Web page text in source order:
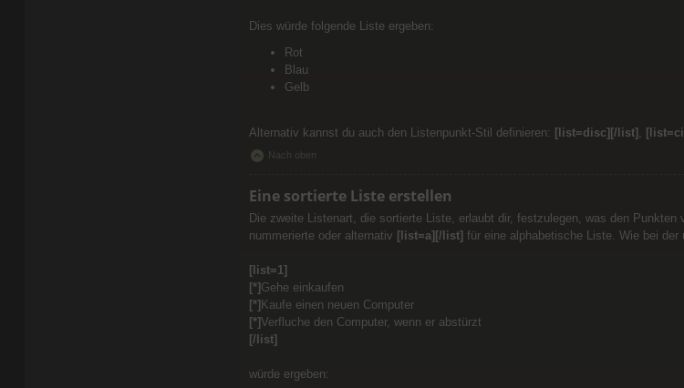
Dies würde folgende Liste ergeben:
Rot
Blau
Gelb
Alternativ kannst du auch den Listenpunkt-Stil definieren: [list=disc][/list] ,
Nach oben
Eine sortierte Liste erstellen
Die zweite Listenart, die sortierte Liste, erlaubt dir, festzulegen, was den
nummerierte oder alternativ [list=a][/list]für eine alphabetische Liste. Wie bei der
[list=1]
[*]Gehe einkaufen
[*]Kaufe einen neuen Computer
[*]Verfluche den Computer, wenn er abstürzt
[/list]
würde ergeben: